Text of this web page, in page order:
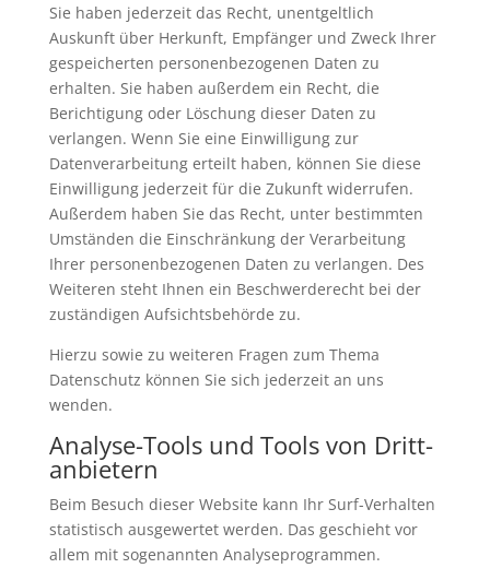
Sie haben jederzeit das Recht, unentgeltlich
Auskunft über Herkunft, Empfänger und Zweck Ihrer
gespeicherten personenbezogenen Daten zu
erhalten. Sie haben außerdem ein Recht, die
Berichtigung oder Löschung dieser Daten zu
verlangen. Wenn Sie eine Einwilligung zur
Datenverarbeitung erteilt haben, können Sie diese
Einwilligung jederzeit für die Zukunft widerrufen.
Außerdem haben Sie das Recht, unter bestimmten
Umständen die Einschränkung der Verarbeitung
Ihrer personenbezogenen Daten zu verlangen. Des
Weiteren steht Ihnen ein Beschwerderecht bei der
zuständigen Aufsichtsbehörde zu.
Hierzu sowie zu weiteren Fragen zum Thema
Datenschutz können Sie sich jederzeit an uns
wenden.
Analyse-Tools und Tools von Dritt­
anbietern
Beim Besuch dieser Website kann Ihr Surf-Verhalten
statistisch ausgewertet werden. Das geschieht vor
allem mit sogenannten Analyseprogrammen.